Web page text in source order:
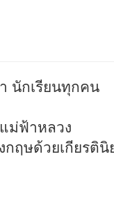
นักเรียนทุกคน
ม่ฟ้าหลวง
ฤษด้วยเกียรติ